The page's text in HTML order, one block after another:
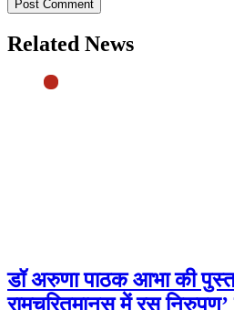
Related News
डॉ अरुणा पाठक आभा की
रामचरितमानस में रस